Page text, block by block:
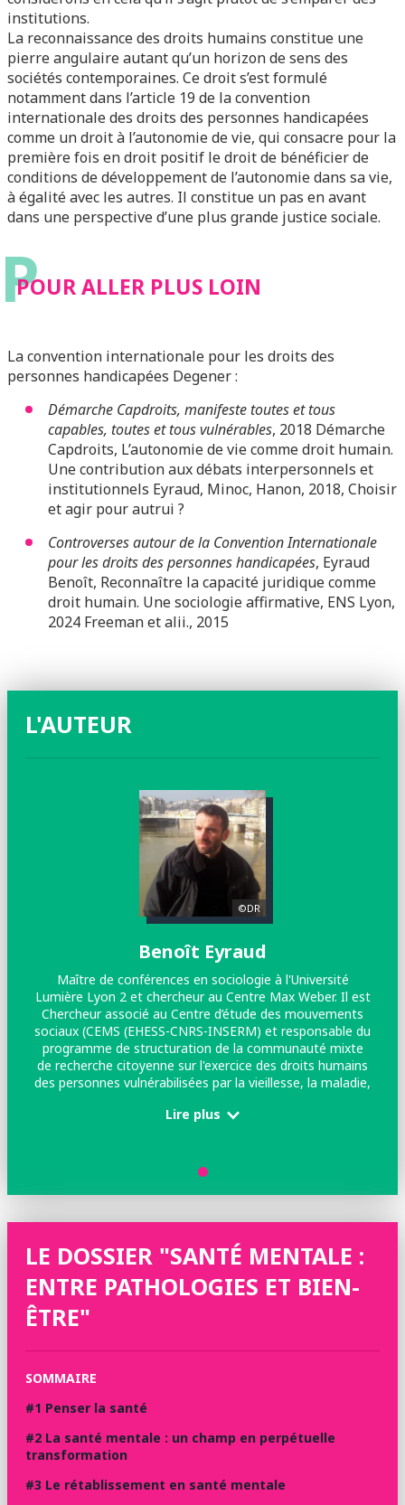
institutions.
La reconnaissance des droits humains constitue une
pierre angulaire autant qu’un horizon de sens des
sociétés contemporaines. Ce droit s’est formulé
notamment dans l’article 19 de la convention
internationale des droits des personnes handicapées
comme un droit à l’autonomie de vie, qui consacre pour la
première fois en droit positif le droit de bénéficier de
conditions de développement de l’autonomie dans sa vie,
à égalité avec les autres. Il constitue un pas en avant
dans une perspective d’une plus grande justice sociale.
P
POUR ALLER PLUS LOIN
La convention internationale pour les droits des
personnes handicapées Degener :
Démarche Capdroits, manifeste toutes et tous
capables, toutes et tous vulnérables, 2018 Démarche
Capdroits, L’autonomie de vie comme droit humain.
Une contribution aux débats interpersonnels et
institutionnels Eyraud, Minoc, Hanon, 2018, Choisir
et agir pour autrui ?
Controverses autour de la Convention Internationale
pour les droits des personnes handicapées, Eyraud
Benoît, Reconnaître la capacité juridique comme
droit humain. Une sociologie affirmative, ENS Lyon,
2024 Freeman et alii., 2015
L'AUTEUR
©DR
Benoît Eyraud
Maître de conférences en sociologie à l'Université
Lumière Lyon 2 et chercheur au Centre Max Weber. Il est
Chercheur associé au Centre d’étude des mouvements
sociaux (CEMS (EHESS-CNRS-INSERM) et responsable du
programme de structuration de la communauté mixte
de recherche citoyenne sur l'exercice des droits humains
des personnes vulnérabilisées par la vieillesse, la maladie,
Lire plus
LE DOSSIER "SANTÉ MENTALE :
ENTRE PATHOLOGIES ET BIEN-
ÊTRE"
SOMMAIRE
#1 Penser la santé
#2 La santé mentale : un champ en perpétuelle
transformation
#3 Le rétablissement en santé mentale